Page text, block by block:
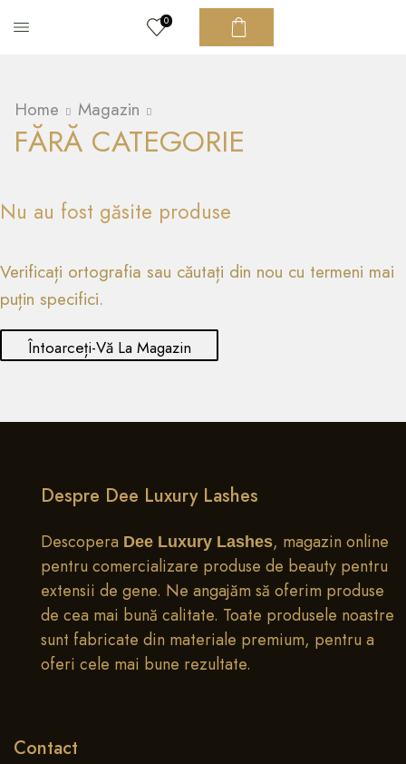
0
Home Magazin
FĂRĂ CATEGORIE
Nu au fost găsite produse
Verificați ortografia sau căutați din nou cu termeni mai
puțin specifici.
Întoarceți-Vă La Magazin
Despre Dee Luxury Lashes
Descopera Dee Luxury Lashes, magazin online
pentru comercializare produse de beauty pentru
extensii de gene. Ne angajăm să oferim produse
de cea mai bună calitate. Toate produsele noastre
sunt fabricate din materiale premium, pentru a
oferi cele mai bune rezultate.
Contact